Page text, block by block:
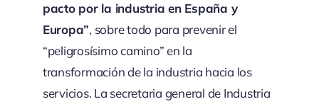
pacto por la industria en España y
Europa”, sobre todo para prevenir el
“peligrosísimo camino” en la
transformación de la industria hacia los
servicios. La secretaria general de Industria